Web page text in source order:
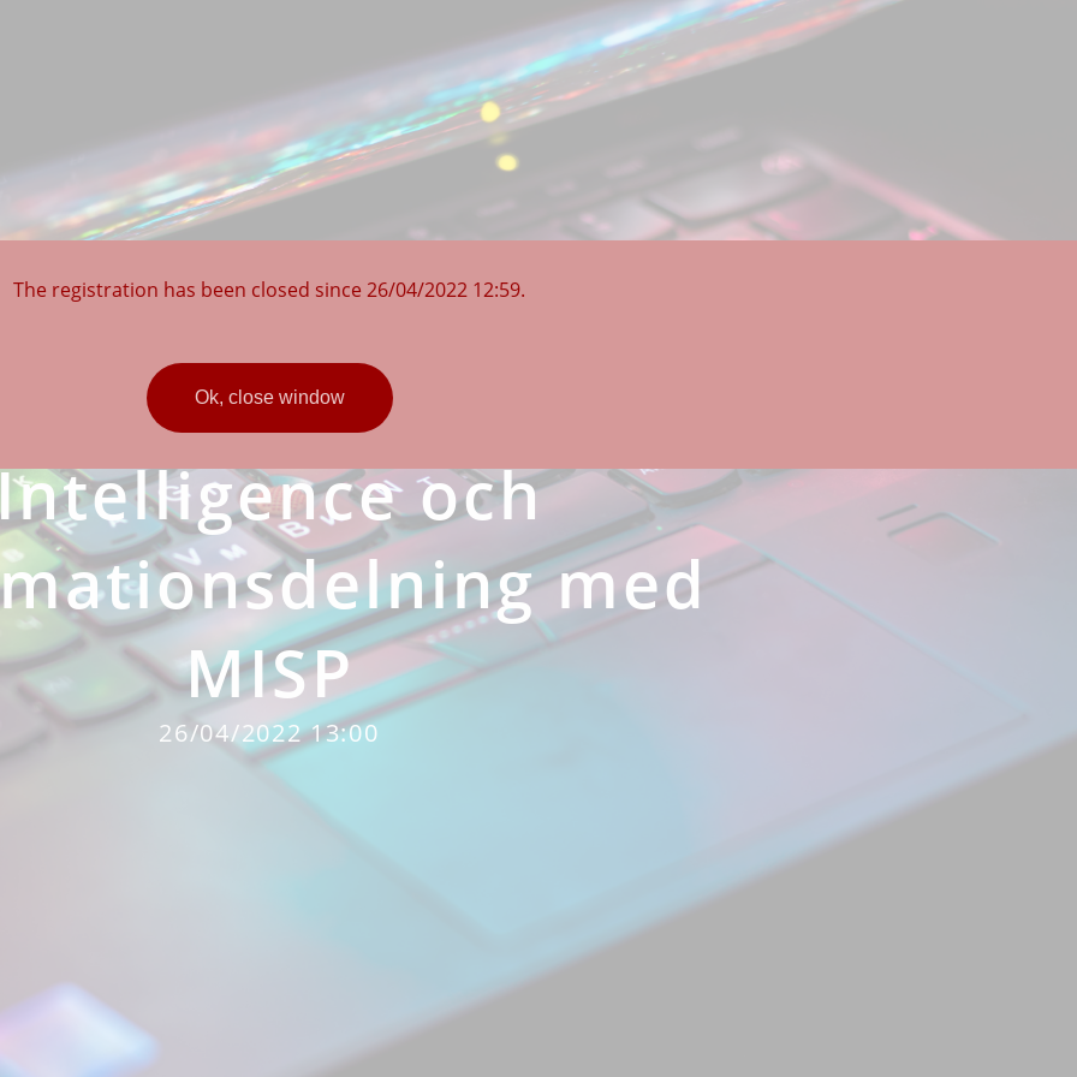
om Cyber Threat
och
med
MISP
26/04/2022 13:00
The registration has been closed since 26/04/2022 12:59.
Ok, close window